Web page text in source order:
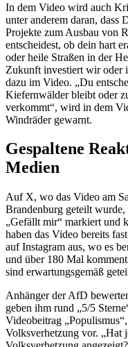
In dem Video wird auch
unter anderem daran, dass
Projekte zum Ausbau von
entscheidest, ob dein hart
oder heile Straßen in der
Zukunft investiert wir oder
dazu im Video. „Du
Kiefernwälder bleibt oder
verkommt“, wird in dem
Windräder gewarnt.
Gespaltene
Medien
Auf X, wo das Video am
Brandenburg geteilt
„Gefällt mir“ markiert und
haben das Video bereits
auf Instagram aus, wo es
und über 180 Mal
sind erwartungsgemäß
Anhänger der AfD
geben ihm rund „5/5
Videobeitrag
Volksverhetzung vor. „Hat